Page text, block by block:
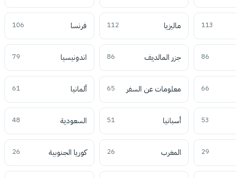
113 ماليزيا 112 فرنسا 106
86 جزر المالديف 86 اندونيسيا 79
66 معلومات عن السفر 65 ألمانيا 61
53 أسبانيا 51 السعودية 48
29 المغرب 26 كوريا الجنوبية 26